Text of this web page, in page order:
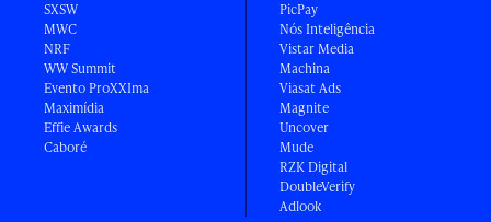
SXSW
MWC
NRF
WW Summit
Evento ProXXIma
Maximídia
Effie Awards
Caboré
PicPay
Nós Inteligência
Vistar Media
Machina
Viasat Ads
Magnite
Uncover
Mude
RZK Digital
DoubleVerify
Adlook